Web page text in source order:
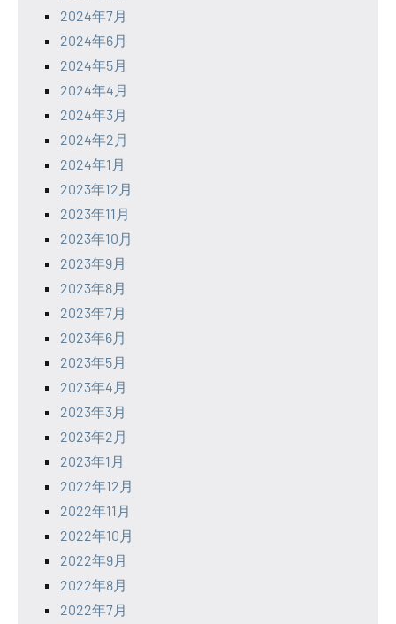
2024年7月
2024年6月
2024年5月
2024年4月
2024年3月
2024年2月
2024年1月
2023年12月
2023年11月
2023年10月
2023年9月
2023年8月
2023年7月
2023年6月
2023年5月
2023年4月
2023年3月
2023年2月
2023年1月
2022年12月
2022年11月
2022年10月
2022年9月
2022年8月
2022年7月